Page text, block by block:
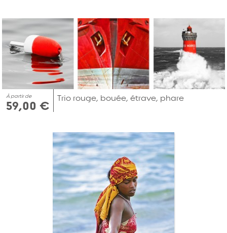
À partir de
59,00 €
Trio rouge, bouée, étrave, phare